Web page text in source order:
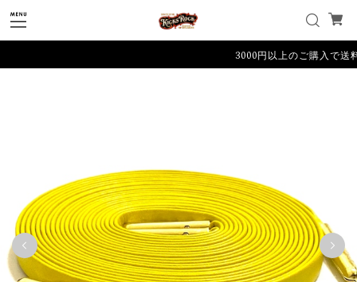
3000円以上のご購入で送